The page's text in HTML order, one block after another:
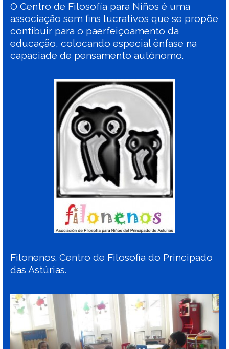
O Centro de Filosofía para Niños é uma
associação sem fins lucrativos que se propõe
contibuir para o paerfeiçoamento da
educação, colocando especial ênfase na
capaciade de pensamento autónomo.
Filonenos. Centro de Filosofia do Principado
das Astúrias.